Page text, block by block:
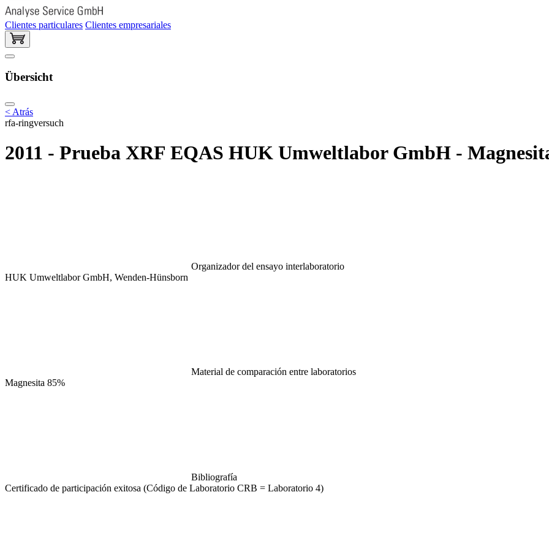
Clientes particulares Clientes empresariales
Übersicht
< Atrás
rfa-ringversuch
2011 - Prueba XRF EQAS HUK Umweltlabor GmbH -
Organizador del ensayo interlaboratorio
HUK Umweltlabor GmbH, Wenden-Hünsborn
Material de comparación entre laboratorios
Magnesita 85%
Bibliografía
Certificado de participación exitosa (Código de Laboratorio CRB = Laboratorio 4)